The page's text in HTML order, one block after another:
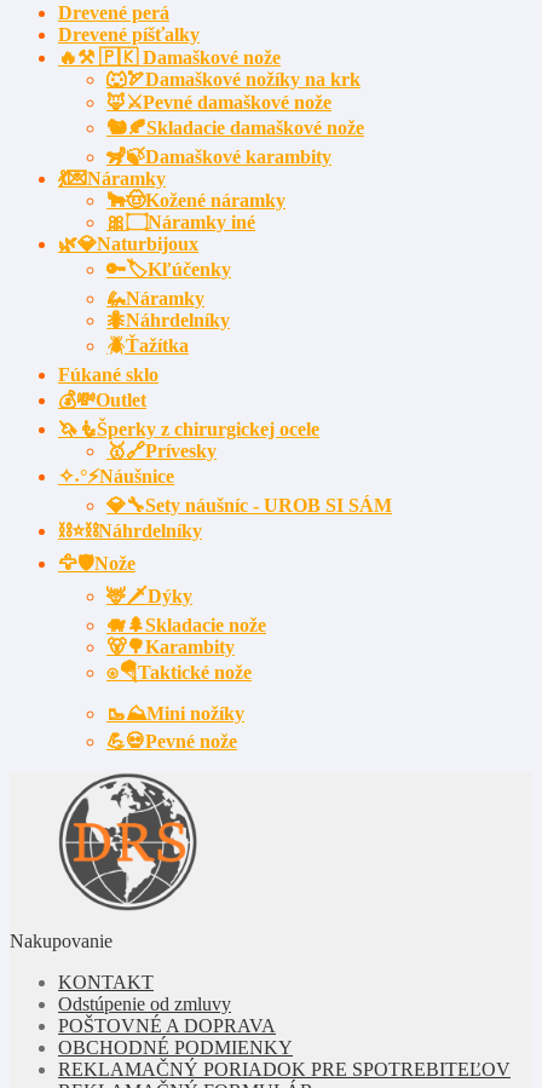
Drevené perá
Drevené píšťalky
🔥⚒️ 🇵🇰 Damaškové nože
🐺🏹Damaškové nožíky na krk
🦊⚔️Pevné damaškové nože
🐿️🍂Skladacie damaškové nože
🦨🍃Damaškové karambity
💃💌Náramky
🐂🤠Kožené náramky
🎀۝Náramky iné
🌿💎Naturbijoux
🔑🏷️Kľúčenky
🦗Náramky
🐜Náhrdelníky
🪲Ťažítka
Fúkané sklo
💰💸Outlet
🦄🧜Šperky z chirurgickej ocele
🥇🔗Prívesky
✧˖°⚡Náušnice
💎🔧Sety náušníc - UROB SI SÁM
⛓⭐⛓️Náhrdelníky
🦅🛡️Nože
🦌🗡Dýky
🐗🌲Skladacie nože
🐻🌳Karambity
⍟🪂Taktické nože
🥾⛰️Mini nožíky
💪💀Pevné nože
Nakupovanie
KONTAKT
Odstúpenie od zmluvy
POŠTOVNÉ A DOPRAVA
OBCHODNÉ PODMIENKY
REKLAMAČNÝ PORIADOK PRE SPOTREBITEĽOV